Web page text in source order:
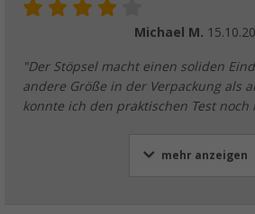
Michael M.
"Der Stöpsel macht einen soliden
andere Größe in der Verpackung als
konnte ich den praktischen Test
mehr anzeigen